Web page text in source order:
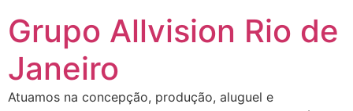
Grupo Allvision Rio de
Janeiro
Atuamos na concepção, produção, aluguel e